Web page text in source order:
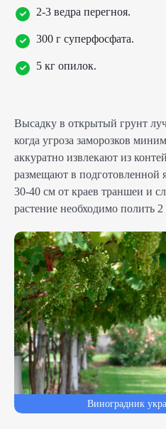
2-3 ведра перегноя.
300 г суперфосфата.
5 кг опилок.
Высадку в открытый грунт
когда угроза заморозков
аккуратно извлекают из
размещают в подготовленной
30-40 см от краев траншеи и
растение необходимо полить
Виноградник